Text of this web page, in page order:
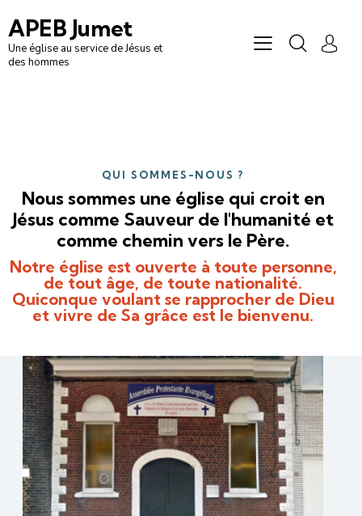
APEB Jumet
Une église au service de Jésus et
des hommes
QUI SOMMES-NOUS ?
Nous sommes une église qui croit en
Jésus comme Sauveur de l'humanité et
comme chemin vers le Père.
Notre église est ouverte à toute personne,
de tout âge, de toute nationalité.
Quiconque voulant se rapprocher de Dieu
et vivre de Sa grâce est le bienvenu.